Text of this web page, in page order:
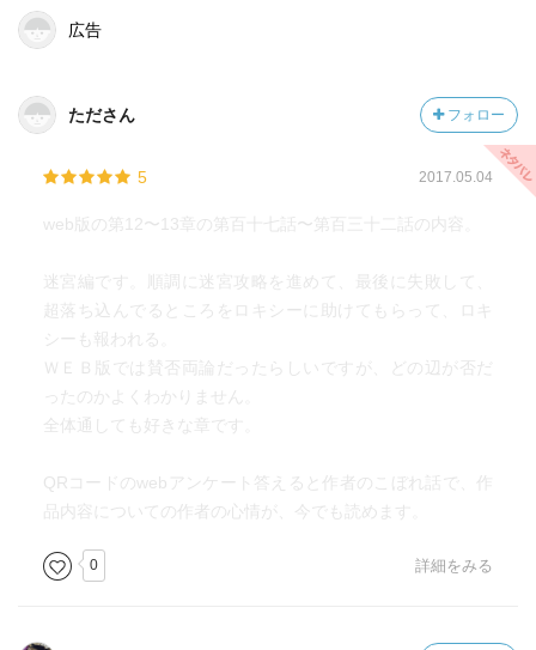
広告
たださん フォロー
5 2017.05.04
web版の第12〜13章の第百十七話〜第百三十二話の内容。
迷宮編です。順調に迷宮攻略を進めて、最後に失敗して、
超落ち込んでるところをロキシーに助けてもらって、ロキ
シーも報われる。
ＷＥＢ版では賛否両論だったらしいですが、どの辺が否だ
ったのかよくわかりません。
全体通しても好きな章です。
QRコードのwebアンケート答えると作者のこぼれ話で、作
品内容についての作者の心情が、今でも読めます。
0 詳細をみる